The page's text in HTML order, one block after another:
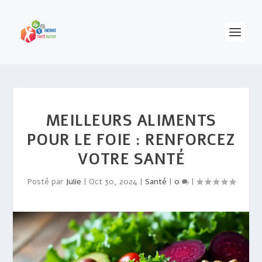
MEILLEURS ALIMENTS
POUR LE FOIE : RENFORCEZ
VOTRE SANTÉ
Posté par Julie | Oct 30, 2024| Santé | 0 |